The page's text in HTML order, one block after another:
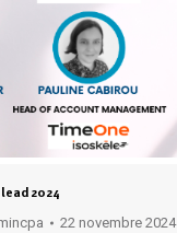
2024
22 novembre 2024